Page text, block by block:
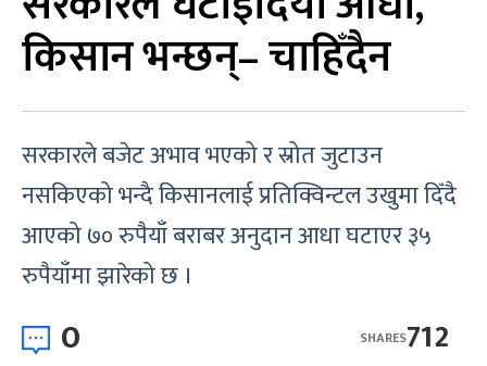
किसान भन्छन्– चाहिँदैन
सरकारले बजेट अभाव भएको र स्रोत जुटाउन
नसकिएको भन्दै किसानलाई प्रतिक्विन्टल उखुमा दिँदै
आएको ७० रुपैयाँ बराबर अनुदान आधा घटाएर ३५
रुपैयाँमा झारेको छ ।
0 712
SHARES